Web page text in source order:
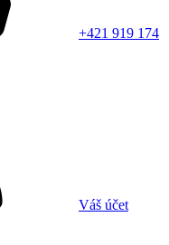
+421 919 174
Váš účet